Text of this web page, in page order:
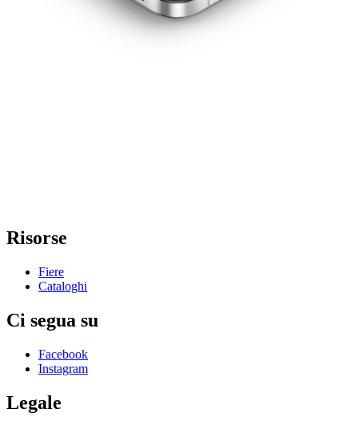
Risorse
Fiere
Cataloghi
Ci segua su
Facebook
Instagram
Legale